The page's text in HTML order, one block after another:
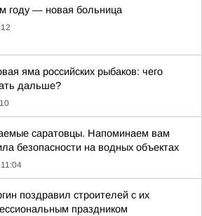
году — новая больница
яма российских рыбаков: чего
дальше?
саратовцы. Напоминаем вам
безопасности на водных объектах
11:04
поздравил строителей с их
праздником